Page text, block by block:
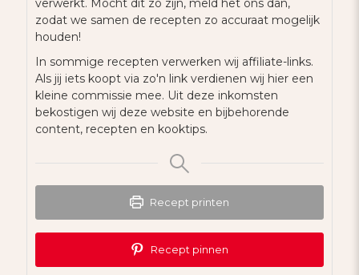
zodat we samen de recepten zo accuraat mogelijk
houden!
In sommige recepten verwerken wij affiliate-links.
Als jij iets koopt via zo'n link verdienen wij hier een
kleine commissie mee. Uit deze inkomsten
bekostigen wij deze website en bijbehorende
content, recepten en kooktips.
Recept printen
Recept pinnen